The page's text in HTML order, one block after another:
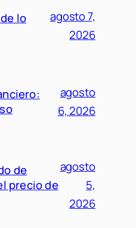
lo
agosto 7,
2026
agosto
6, 2026
de
precio de
agosto
5,
2026